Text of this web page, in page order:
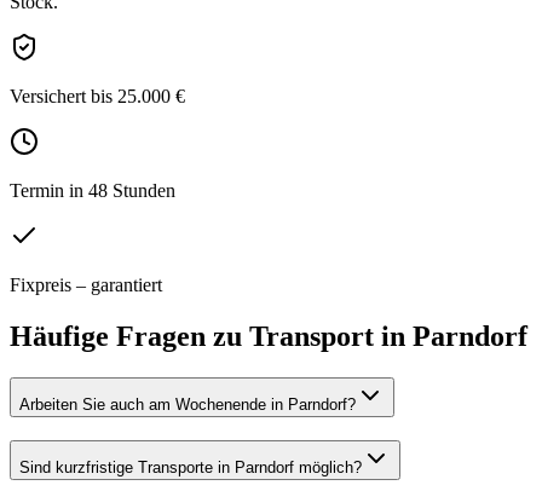
Versichert bis 25.000 €
Termin in 48 Stunden
Fixpreis – garantiert
Häufige Fragen zu Transport in Parndorf
Arbeiten Sie auch am Wochenende in Parndorf?
Sind kurzfristige Transporte in Parndorf möglich?